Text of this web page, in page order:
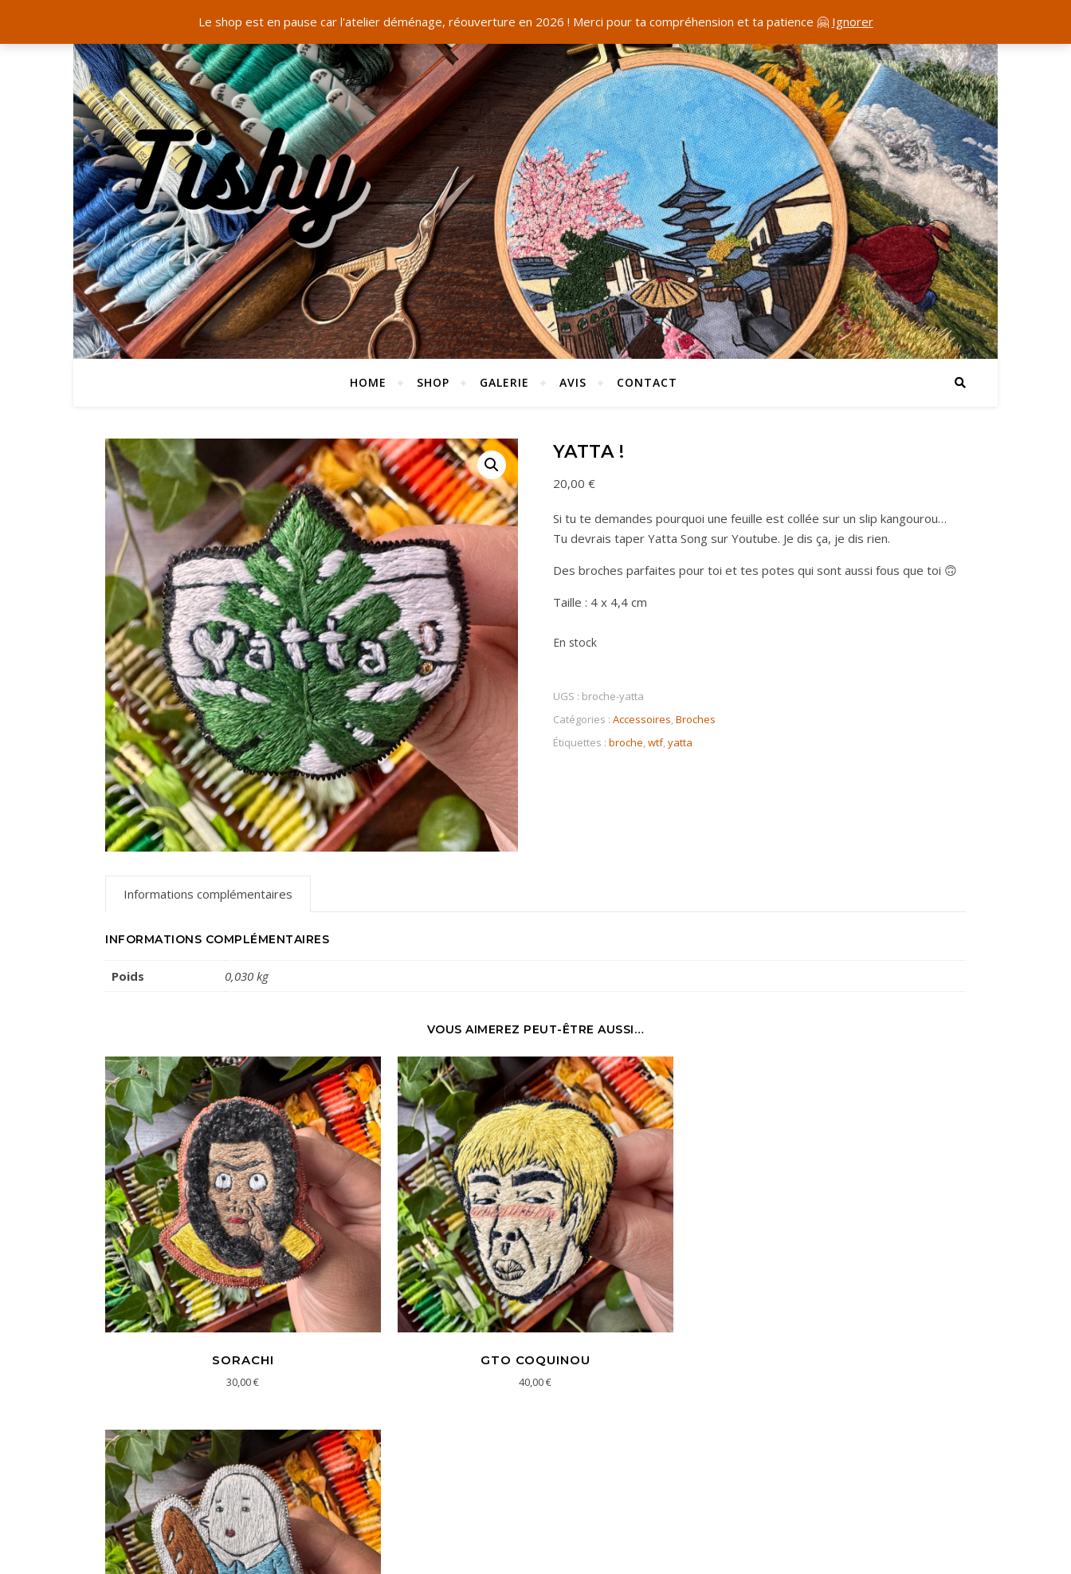
Le shop est en pause car l'atelier déménage, réouverture en 2026 ! Merci pour ta compréhension et ta patience 🤗 Ignorer
HOME SHOP GALERIE AVIS CONTACT
YATTA !
20,00 €
Si tu te demandes pourquoi une feuille est collée sur un slip kangourou…
Tu devrais taper Yatta Song sur Youtube. Je dis ça, je dis rien.
Des broches parfaites pour toi et tes potes qui sont aussi fous que toi 🙃
Taille : 4 x 4,4 cm
En stock
UGS : broche-yatta
Catégories : Accessoires,Broches
Étiquettes : broche,wtf,yatta
Informations complémentaires
INFORMATIONS COMPLÉMENTAIRES
Poids 0,030 kg
VOUS AIMEREZ PEUT-ÊTRE AUSSI…
SORACHI
30,00€
GTO COQUINOU
40,00€